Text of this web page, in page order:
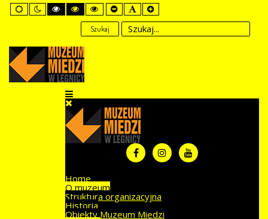
Default
mode
Night
mode
High
Contrast
mode
High
Contrast
Black
Yellow
mode
High
Contrast
Yellow
Black
mode
Set
Smaller
Font
Set
Default
Font
Set
Larger
Font
Szukaj
Home
O muzeum
Struktura organizacyjna
Historia
Obiekty Muzeum Miedzi